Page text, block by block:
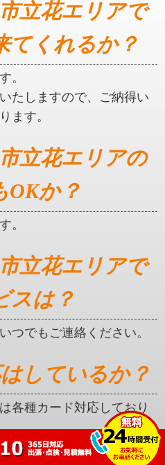
立花エリアで
てくれるか？
。
たしますので、ご納得い
ます。
立花エリアの
OKか？
。
立花エリアで
スは？
つでもご連絡ください。
しているか？
各種カード対応しており